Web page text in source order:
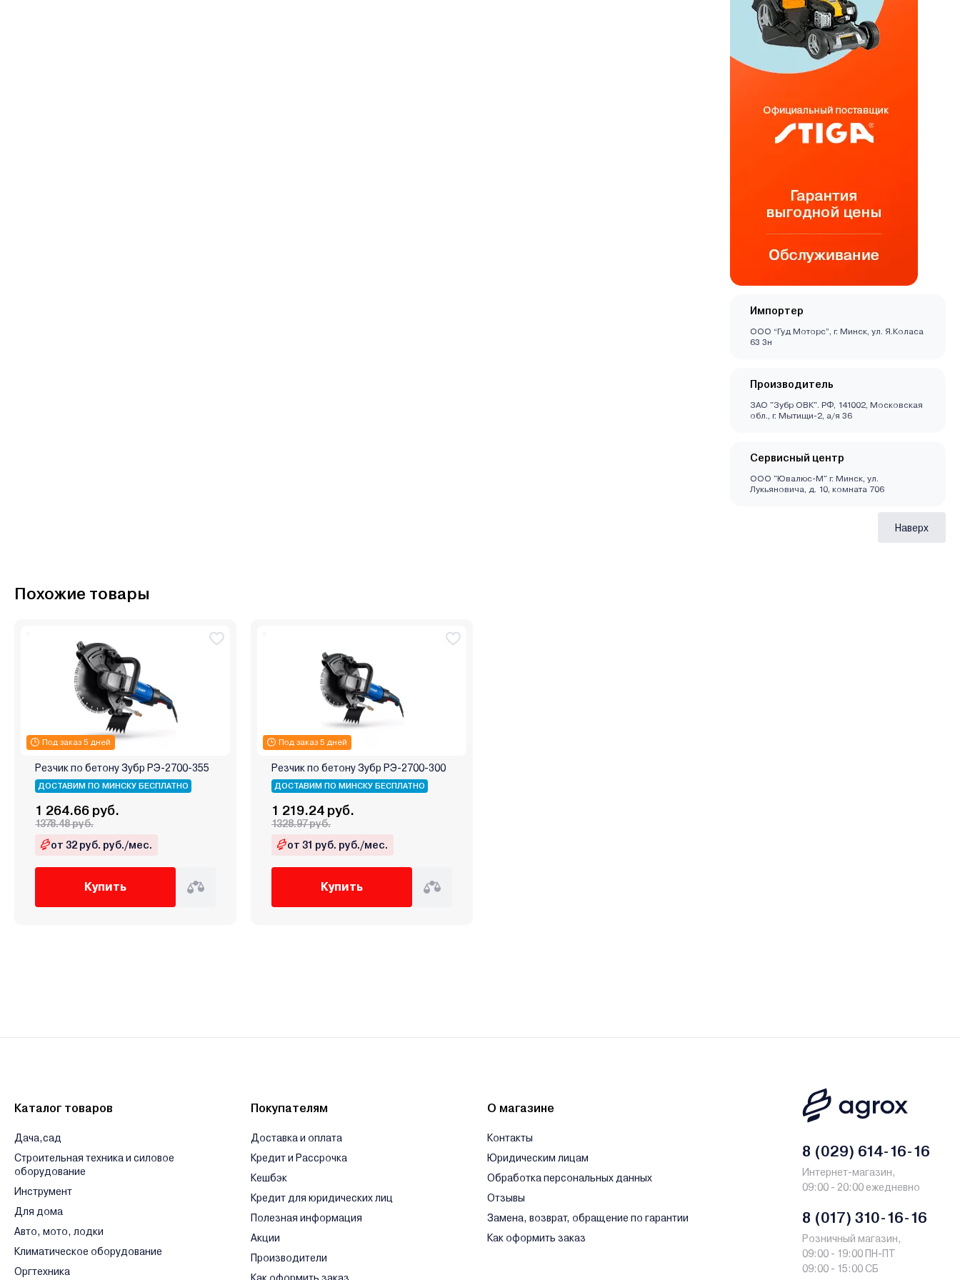
Импортер
ООО “Гуд Моторс”, г. Минск, ул. Я.Коласа
63 3н
Производитель
ЗАО "Зубр ОВК". РФ, 141002, Московская
обл., г. Мытищи-2, а/я 36
Сервисный центр
ООО "Ювалюс-М" г. Минск, ул.
Лукьяновича, д. 10, комната 706
Наверх
Похожие товары
Под заказ 5 дней
Резчик по бетону Зубр РЭ-2700-355
ДОСТАВИМ ПО МИНСКУ БЕСПЛАТНО
1 264.66 руб.
1378.48 руб.
от 32 руб. руб./мес.
Купить
Под заказ 5 дней
Резчик по бетону Зубр РЭ-2700-300
ДОСТАВИМ ПО МИНСКУ БЕСПЛАТНО
1 219.24 руб.
1328.97 руб.
от 31 руб. руб./мес.
Купить
Каталог товаров
Дача,сад
Строительная техника и силовое
оборудование
Инструмент
Для дома
Авто, мото, лодки
Климатическое оборудование
Оргтехника
Покупателям
Доставка и оплата
Кредит и Рассрочка
Кешбэк
Кредит для юридических лиц
Полезная информация
Акции
Производители
О магазине
Контакты
Юридическим лицам
Обработка персональных данных
Отзывы
Замена, возврат, обращение по гарантии
Как оформить заказ
8 (029) 614-16-16
Интернет-магазин,
09:00 - 20:00 ежедневно
8 (017) 310-16-16
Розничный магазин,
09:00 - 19:00 ПН-ПТ
09:00 - 15:00 СБ